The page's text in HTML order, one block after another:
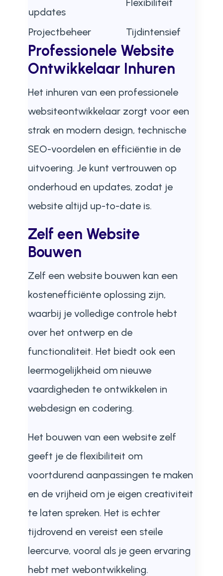
updates
Flexibiliteit
Projectbeheer Tijdintensief
Professionele Website
Ontwikkelaar Inhuren
Het inhuren van een professionele
websiteontwikkelaar zorgt voor een
strak en modern design, technische
SEO-voordelen en efficiëntie in de
uitvoering. Je kunt vertrouwen op
onderhoud en updates, zodat je
website altijd up-to-date is.
Zelf een Website
Bouwen
Zelf een website bouwen kan een
kostenefficiënte oplossing zijn,
waarbij je volledige controle hebt
over het ontwerp en de
functionaliteit. Het biedt ook een
leermogelijkheid om nieuwe
vaardigheden te ontwikkelen in
webdesign en codering.
Het bouwen van een website zelf
geeft je de flexibiliteit om
voortdurend aanpassingen te maken
en de vrijheid om je eigen creativiteit
te laten spreken. Het is echter
tijdrovend en vereist een steile
leercurve, vooral als je geen ervaring
hebt met webontwikkeling.